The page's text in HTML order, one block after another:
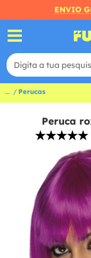
ENVIO
... Perucas
Peruca